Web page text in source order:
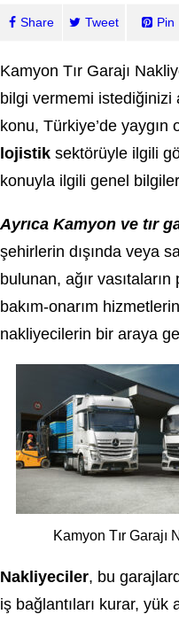
Share Tweet Pin
Kamyon Tır Garajı
bilgi vermemi istediğinizi
konu, Türkiye’de yaygın
lojistik sektörüyle ilgili
konuyla ilgili genel
Ayrıca Kamyon ve tır
şehirlerin dışında veya
bulunan, ağır
bakım-onarım
nakliyecilerin bir araya
Kamyon Tır Garajı
Nakliyeciler, bu
iş bağlantıları kurar, yük